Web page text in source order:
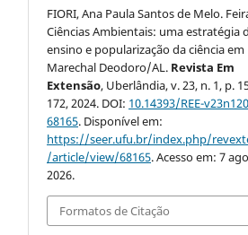
FIORI, Ana Paula Santos de Melo.
Ciências Ambientais: uma estratégia
ensino e popularização da ciência em
Marechal Deodoro/AL. Revista Em
Extensão, Uberlândia, v. 23, n. 1, p.
172, 2024. DOI: 10.14393/REE-
68165. Disponível em:
https://seer.ufu.br/index.php/
/article/view/68165. Acesso em: 7
2026.
Formatos de Citação